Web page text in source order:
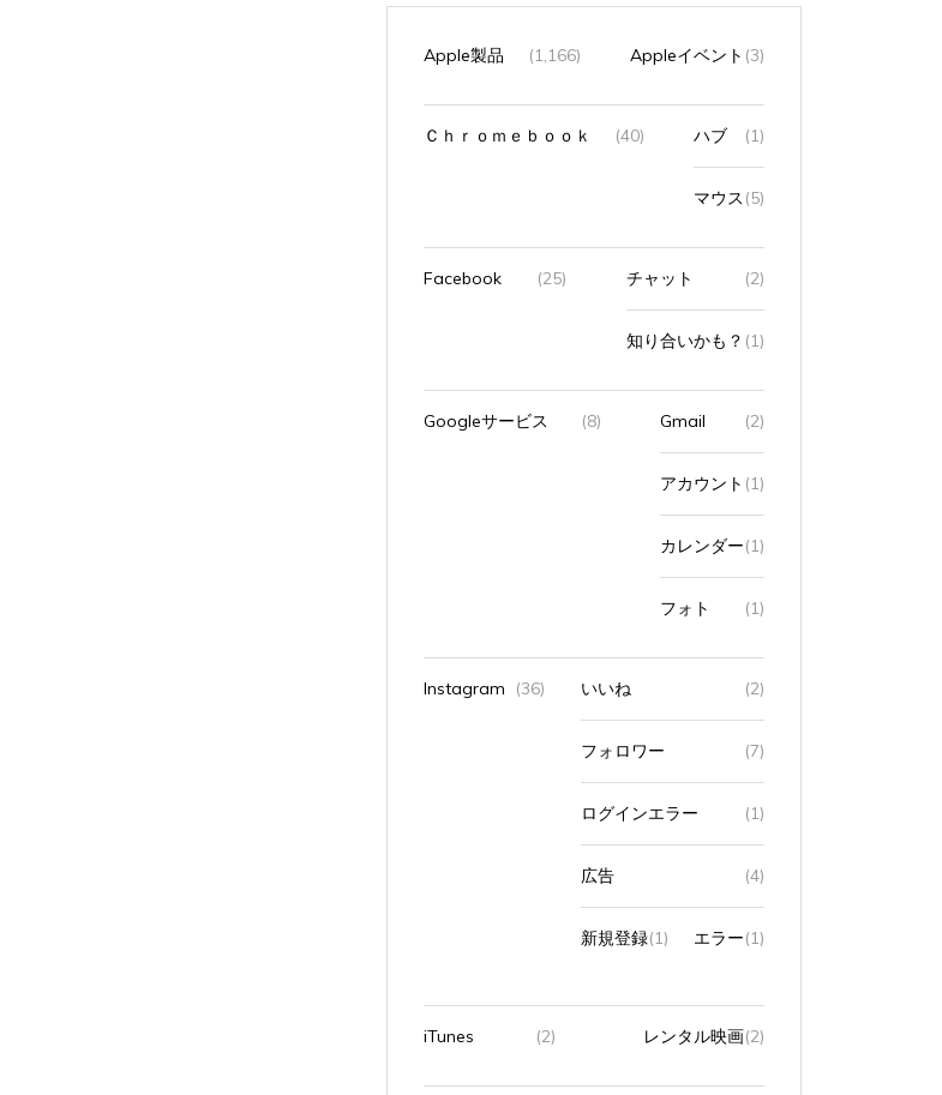
Apple製品 (1,166) Appleイベント (3)
Ｃｈｒｏｍｅｂｏｏｋ (40) ハブ (1)
マウス (5)
Facebook (25) チャット (2)
知り合いかも？ (1)
Googleサービス (8) Gmail (2)
アカウント (1)
カレンダー(1)
フォト (1)
Instagram (36) いいね (2)
フォロワー (7)
ログインエラー (1)
広告 (4)
新規登録(1) エラー(1)
iTunes (2) レンタル映画(2)